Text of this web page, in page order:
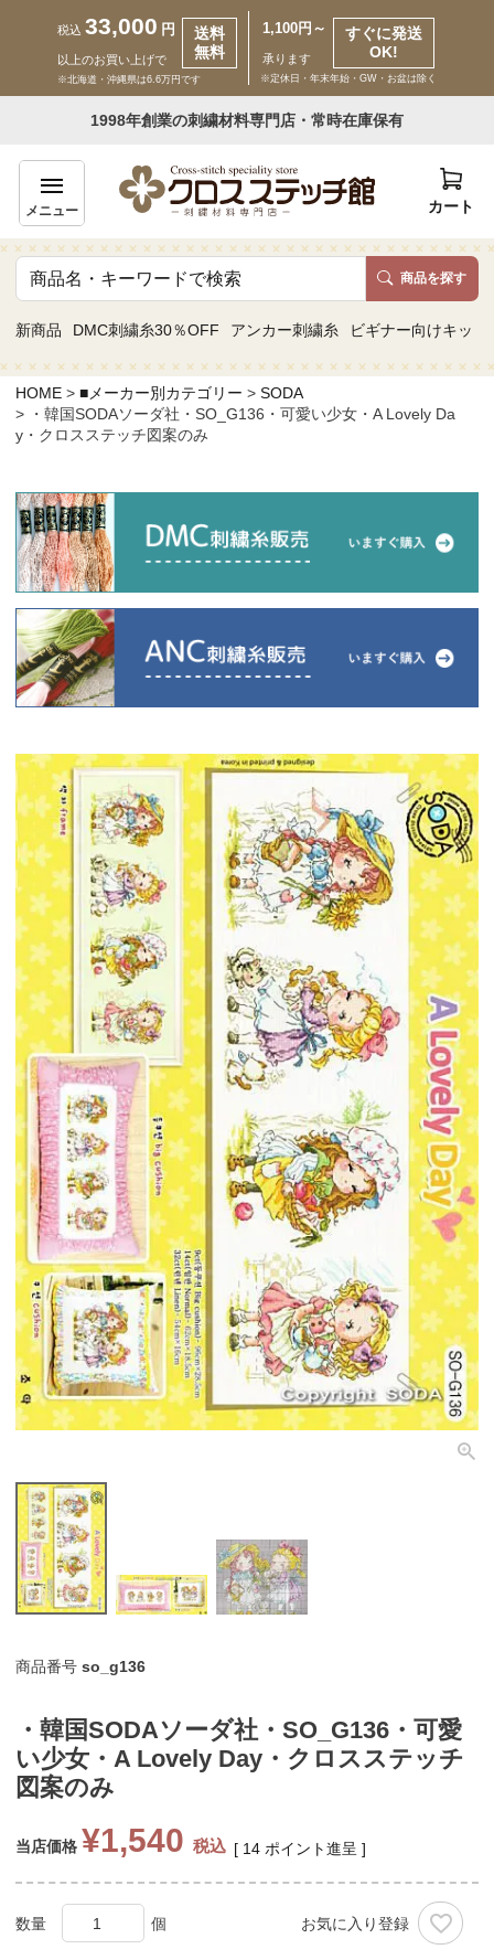
税込 33,000 円
以上のお買い上げで
送料
無料
※北海道・沖縄県は6.6万円です
1,100円～
承ります
すぐに発送
OK!
※定休日・年末年始・GW・お盆は除く
1998年創業の刺繍材料専門店・常時在庫保有
メニュー カート
商品を探す
新商品 DMC刺繍糸30％OFF アンカー刺繍糸 ビギナー向けキット
いらっしゃいませ ゲスト 様
商品一覧
カテゴリーから探す
取り扱いブランドから探す
当店について
よくあるご質問
ご利用ガイド
返品特約について
新規会員登録
会員規約について
特定商取引法について
個人情報取り扱いについて
閉じる
HOME ■メーカー別カテゴリー
SODA
・韓国SODAソーダ社・SO_G136・可愛い少女・A Lovely Da
y・クロスステッチ図案のみ
商品番号 so_g136
・韓国SODAソーダ社・SO_G136・可愛
い少女・A Lovely Day・クロスステッチ
図案のみ
当店価格 ¥1,540 税込 [ 14 ポイント進呈 ]
お気に入り登録